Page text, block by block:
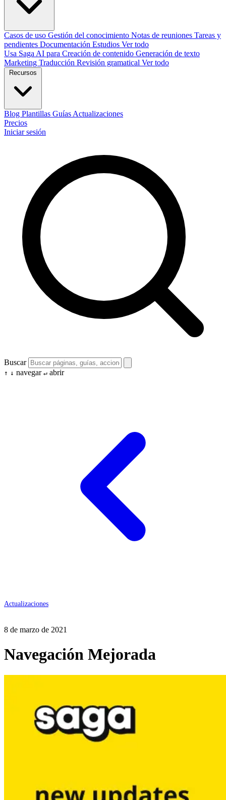
Casos de uso Gestión del conocimiento Notas de reuniones Tareas y
pendientes Documentación Estudios Ver todo
Usa Saga AI para Creación de contenido Generación de texto
Marketing Traducción Revisión gramatical Ver todo
Blog Plantillas Guías Actualizaciones
Precios
Iniciar sesión
Buscar
↑ ↓ navegar ↵ abrir
Actualizaciones
8 de marzo de 2021
Navegación Mejorada